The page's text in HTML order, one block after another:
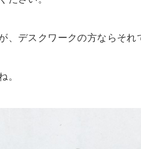
デスクワークの方ならそれ
。